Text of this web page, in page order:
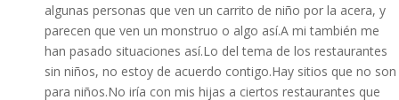
algunas personas que ven un carrito de niño por la acera, y
parecen que ven un monstruo o algo así.A mi también me
han pasado situaciones así.Lo del tema de los restaurantes
sin niños, no estoy de acuerdo contigo.Hay sitios que no son
para niños.No iría con mis hijas a ciertos restaurantes que